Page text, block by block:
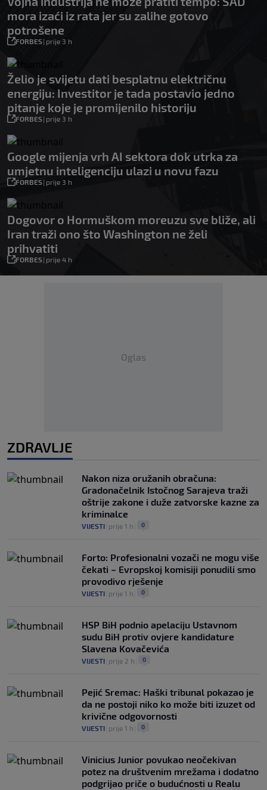
mora izaći iz rata jer su zalihe gotovo
potrošene
FORBES| prije 3 h
Želio je svijetu dati besplatnu električnu
energiju: Investitor je tada postavio jedno
pitanje koje je promijenilo historiju
FORBES| prije 3 h
Google mijenja vrh AI sektora dok utrka za
umjetnu inteligenciju ulazi u novu fazu
FORBES| prije 3 h
Dogovor o Hormuškom moreuzu sve bliže, ali
Iran traži ono što Washington ne želi
prihvatiti
FORBES| prije 4 h
Oglas
ZDRAVLJE
Nakon niza oružanih obračuna:
Gradonačelnik Istočnog Sarajeva traži
oštrije zakone i duže zatvorske kazne za
kriminalce
VIJESTI prije 1 h 0
Forto: Profesionalni vozači ne mogu više
čekati – Evropskoj komisiji ponudili smo
provodivo rješenje
VIJESTI prije 1 h 0
HSP BiH podnio apelaciju Ustavnom
sudu BiH protiv ovjere kandidature
Slavena Kovačevića
VIJESTI prije 2 h 0
Pejić Sremac: Haški tribunal pokazao je
da ne postoji niko ko može biti izuzet od
krivične odgovornosti
VIJESTI prije 1 h 0
Vinicius Junior povukao neočekivan
potez na društvenim mrežama i dodatno
podgrijao priče o budućnosti u Realu